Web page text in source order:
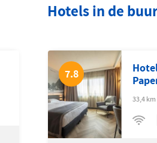
Hotels in de
7.8
33,4